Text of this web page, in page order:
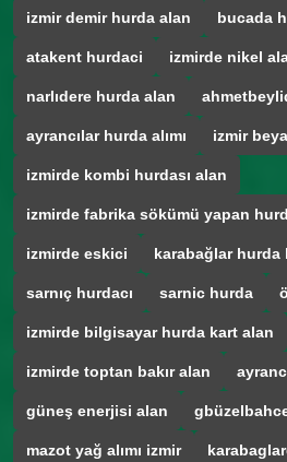
izmir demir hurda alan bucada
atakent hurdaci izmirde nikel
narlıdere hurda alan
ayrancılar hurda alımı izmir
izmirde kombi hurdası alan
izmirde fabrika sökümü yapan
izmirde eskici karabağlar hurda
sarnıç hurdacı sarnic hurda
izmirde bilgisayar hurda kart alan
izmirde toptan bakır alan
güneş enerjisi alan
mazot yağ alımı izmir